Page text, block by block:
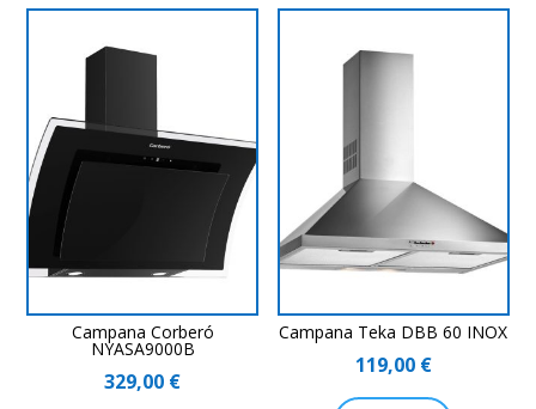
Campana Corberó
NYASA9000B
329,00 €
Campana Teka DBB 60 INOX
119,00 €